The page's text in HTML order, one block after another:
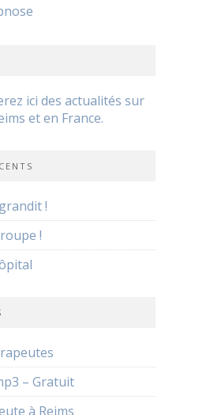
ici des actualités sur
et en France.
!
!
– Gratuit
à Reims